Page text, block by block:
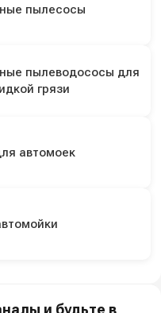
пылесосы
пылеводососы для
грязи
автомоек
и будьте в